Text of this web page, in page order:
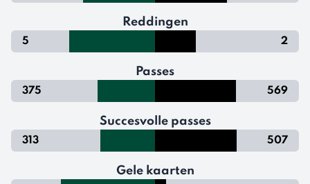
Reddingen
5 2
Passes
375 569
Succesvolle passes
313 507
Gele kaarten